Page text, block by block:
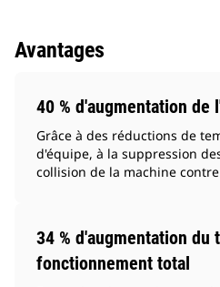
Avantages
40 % d'augmentation de
Grâce à des réductions de
d'équipe, à la suppression
collision de la machine
34 % d'augmentation du
fonctionnement total